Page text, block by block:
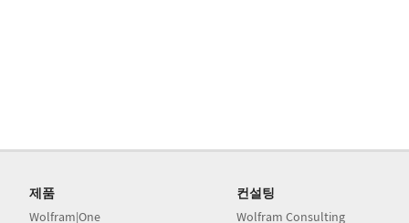
제품
Wolfram|One
컨설팅
Wolfram Consulting